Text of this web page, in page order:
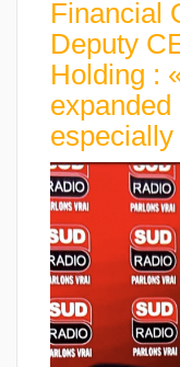
Financial
Deputy
Holding :